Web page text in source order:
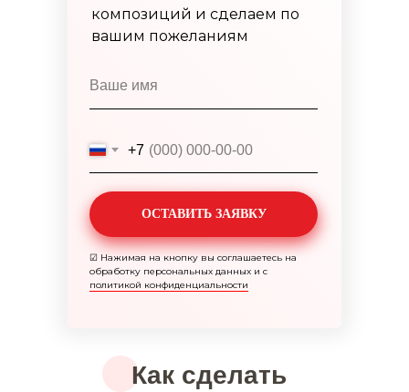
композиций и сделаем по
вашим пожеланиям
+7
ОСТАВИТЬ ЗАЯВКУ
Как сделать
☑ Нажимая на кнопку вы соглашаетесь на
обработку персональных данных и с
политикой конфиденциальности